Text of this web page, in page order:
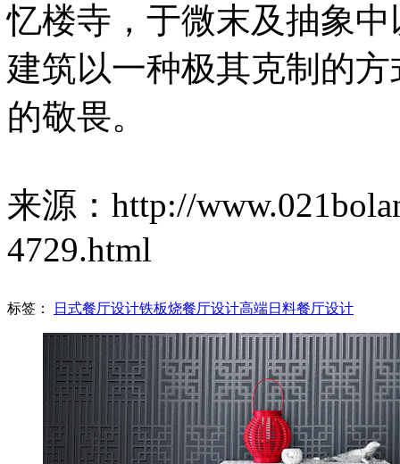
忆楼寺，于微末及抽象
建筑以一种极其克制的
的敬畏。
来源：http://
4729.html
标签： 日式餐厅设计铁板烧餐厅设计高端日料餐厅设计